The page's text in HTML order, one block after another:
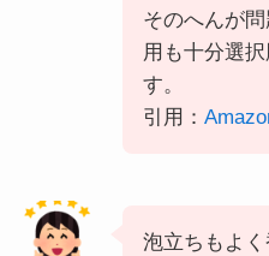
そのへんが
用も十分選
す。
引用：
泡立ちもよ